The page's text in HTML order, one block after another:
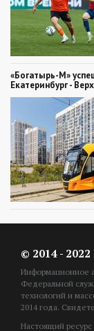
«Богатырь-М»
Екатеринбург -
© 2014 -
Информационное
Федеральной
технологий и
2014 года.
Настоящий